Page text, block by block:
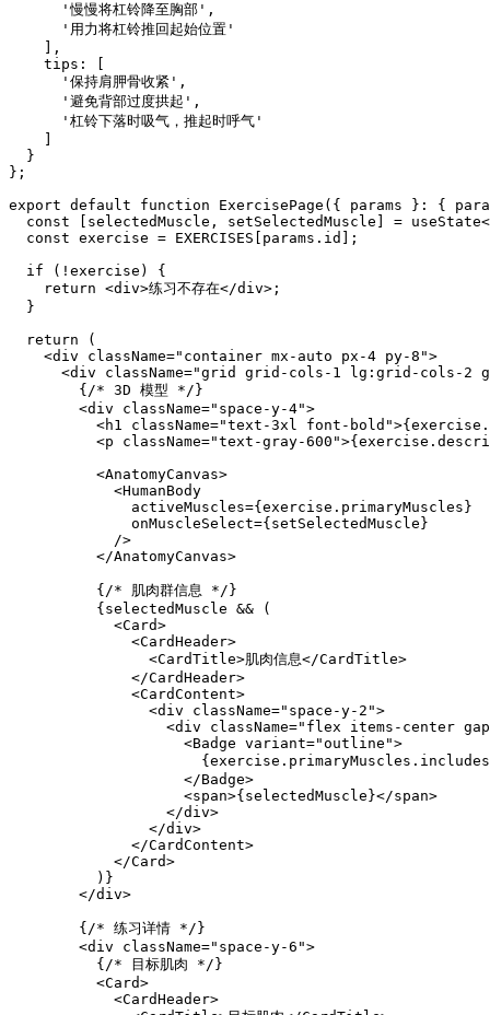
      '慢慢将杠铃降至胸部',
      '用力将杠铃推回起始位置'
    ],
    tips: [
      '保持肩胛骨收紧',
      '避免背部过度拱起',
      '杠铃下落时吸气，推起时呼气'
  }
};
export default function ExercisePage({ params }: {
const [selectedMuscle, setSelectedMuscle] =
  const exercise = EXERCISES[params.id];
  if (!exercise) {
    return <div>练习不存在</div>;
  }
  return (
    <div className="container mx-auto px-4 py-8">
<div className="grid grid-cols-1 lg:grid-cols-2
        {/* 3D 模型 */}
        <div className="space-y-4">
<h1 className="text-3xl font-
<p className="text-gray-
          <AnatomyCanvas>
            <HumanBody
              activeMuscles={exercise.primaryMuscles}
              onMuscleSelect={setSelectedMuscle}
            />
          </AnatomyCanvas>
          {/* 肌肉群信息 */}
          {selectedMuscle && (
            <Card>
              <CardHeader>
                <CardTitle>肌肉信息</CardTitle>
              </CardHeader>
              <CardContent>
                <div className="space-y-2">
<div className="flex items-center
                    <Badge variant="outline">
                    </Badge>
                    <span>{selectedMuscle}</span>
                  </div>
                </div>
              </CardContent>
            </Card>
          )}
        </div>
        {/* 练习详情 */}
        <div className="space-y-6">
          {/* 目标肌肉 */}
          <Card>
            <CardHeader>